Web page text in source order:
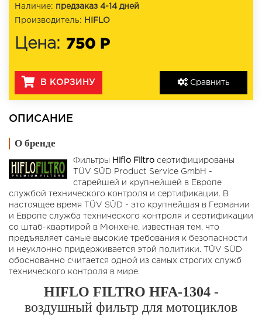
Сравнить
Наличие: предзаказ 4-14 дней
Производитель:
HIFLO
Цена: 750 Р
В КОРЗИНУ
ОПИСАНИЕ
О бренде
Фильтры Hiflo Filtro сертифицированы
TÜV SÜD Product Service GmbH -
старейшей и крупнейшей в Европе
службой технического контроля и сертификации. В
настоящее время TÜV SÜD - это крупнейшая в Германии
и Европе служба технического контроля и сертификации
со штаб-квартирой в Мюнхене, известная тем, что
предъявляет самые высокие требования к безопасности
и неуклонно придерживается этой политики. TÜV SÜD
обоснованно считается одной из самых строгих служб
технического контроля в мире.
HIFLO FILTRO HFA-1304-
воздушный фильтр для мотоциклов